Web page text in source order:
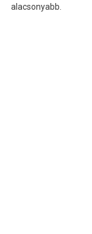
alacsonyabb.